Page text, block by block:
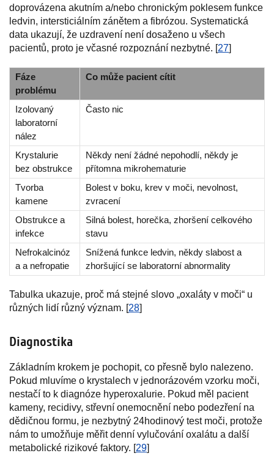
doprovázena akutním a/nebo chronickým poklesem funkce
ledvin, intersticiálním zánětem a fibrózou. Systematická
data ukazují, že uzdravení není dosaženo u všech
pacientů, proto je včasné rozpoznání nezbytné. [27]
Fáze
problému
Co může pacient cítit
Izolovaný
laboratorní
nález
Často nic
Krystalurie
bez obstrukce
Někdy není žádné nepohodlí, někdy je
přítomna mikrohematurie
Tvorba
kamene
Bolest v boku, krev v moči, nevolnost,
zvracení
Obstrukce a
infekce
Silná bolest, horečka, zhoršení celkového
stavu
Nefrokalcinóz
a a nefropatie
Snížená funkce ledvin, někdy slabost a
zhoršující se laboratorní abnormality
Tabulka ukazuje, proč má stejné slovo „oxaláty v moči“ u
různých lidí různý význam. [28]
Diagnostika
Základním krokem je pochopit, co přesně bylo nalezeno.
Pokud mluvíme o krystalech v jednorázovém vzorku moči,
nestačí to k diagnóze hyperoxalurie. Pokud měl pacient
kameny, recidivy, střevní onemocnění nebo podezření na
dědičnou formu, je nezbytný 24hodinový test moči, protože
nám to umožňuje měřit denní vylučování oxalátu a další
metabolické rizikové faktory. [29]